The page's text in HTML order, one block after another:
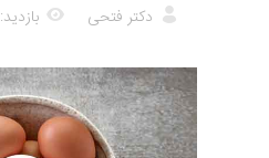
دکتر فتحی بازدید: 7029